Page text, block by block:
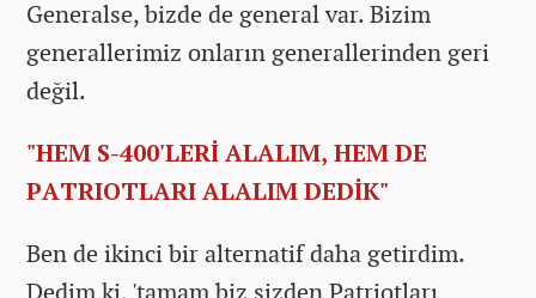
Generalse, bizde de general var. Bizim
generallerimiz onların generallerinden geri
değil.
"HEM S-400'LERİ ALALIM, HEM DE
PATRIOTLARI ALALIM DEDİK"
Ben de ikinci bir alternatif daha getirdim.
Dedim ki, 'tamam biz sizden Patriotları